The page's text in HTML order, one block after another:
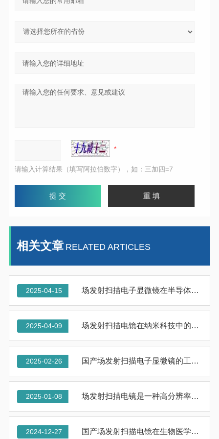
请输入计算结果（填写阿拉伯数字），如：三加四=7
相关文章 RELATED ARTICLES
2025-04-15 场发射扫描电子显微镜在半导体产业中的应用
2025-04-09 场发射扫描电镜在纳米科技中的重要性
2025-02-26 国产场发射扫描电子显微镜的工作原理与应用
2025-01-08 场发射扫描电镜是一种高分辨率的电子显微镜
2024-12-27 国产场发射扫描电镜在生物医学领域的应用